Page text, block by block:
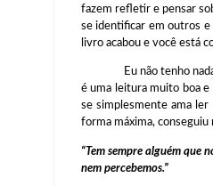
fazem refletir e pensar
se identificar em outros e
livro acabou e você está
Eu não tenho nada a
é uma leitura muito boa
se simplesmente ama
forma máxima,
“Tem sempre alguém que
nem percebemos.”